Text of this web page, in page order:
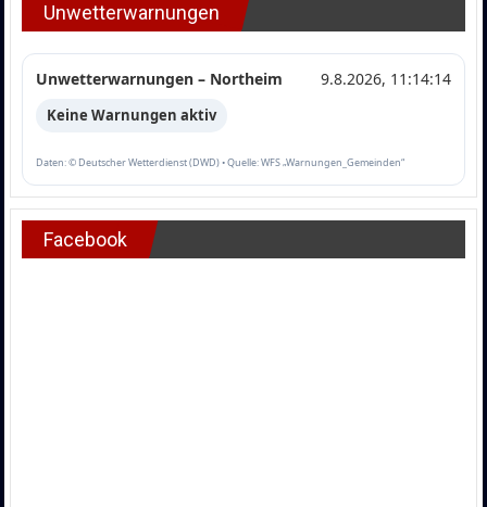
Unwetterwarnungen
Unwetterwarnungen – Northeim 9.8.2026, 11:14:14
Keine Warnungen aktiv
Daten: © Deutscher Wetterdienst (DWD) • Quelle: WFS „Warnungen_Gemeinden“
Facebook